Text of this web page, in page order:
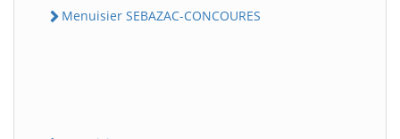
Menuisier SEBAZAC-CONCOURES